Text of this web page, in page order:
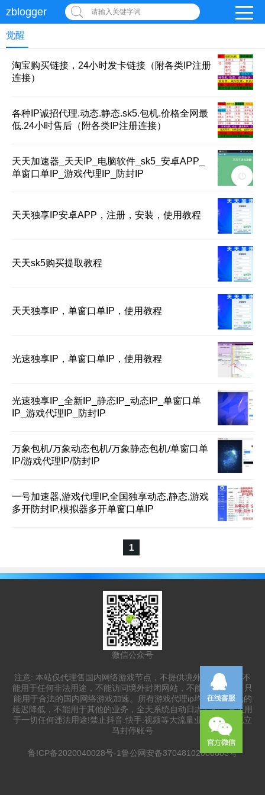
zblogger 请输入关键字词
觉醒
淘宝购买链接，24小时发卡链接（附各类IP注册
连接）
各种IP诚招代理.动态.静态.sk5.包机.价格全网最
低.24小时售后（附各类IP注册连接）
天天加速器_天天IP_电脑软件_sk5_安卓APP_
单窗口单IP_游戏代理IP_防封IP
天天独享IP安卓APP，注册，安装，使用教程
天天sk5购买提取教程
天天独享IP，单窗口单IP，使用教程
光速独享IP，单窗口单IP，使用教程
光速独享IP_全新IP_静态IP_动态IP_单窗口单
IP_游戏代理IP_防封IP
万象包机/万象动态包机/万象静态包机/单窗口单
IP/游戏代理IP/防封IP
一号加速器,游戏代理IP,全国独享动态,静态,游戏
多开防封IP,模拟器多开单窗口单IP
1
微信公众号
注意: 本站仅代理售国内网络游戏节点，不提供境外网络节点，不
能用于任何非法用途，不能访问境外封闭网站，不能跨境联网，只
能用于合法的国内网络游戏加速。所有游戏代理ip均用于对游戏的
延迟降低，不能用于其他的业务，全天系统自动日志监控，禁止用
于一切任何违法用途!禁止抖音.快手.视频等大流量业务一经发现立
马封停账号
鲁ICP备2020040028号-1鲁公网安备37048102006803号